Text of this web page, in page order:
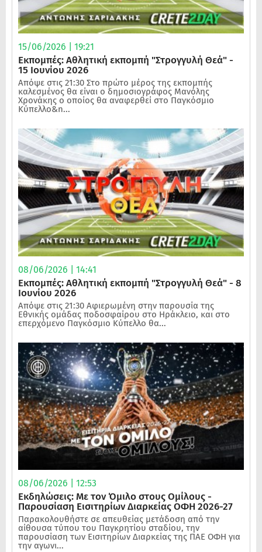
15/06/2026 | 19:21
Εκπομπές: Αθλητική εκπομπή "Στρογγυλή Θεά" -
15 Ιουνίου 2026
Απόψε στις 21:30 Στο πρώτο μέρος της εκπομπής
καλεσμένος θα είναι ο δημοσιογράφος Μανόλης
Χρονάκης ο οποίος θα αναφερθεί στο Παγκόσμιο
Κύπελλο&n...
08/06/2026 | 14:41
Εκπομπές: Αθλητική εκπομπή "Στρογγυλή Θεά" - 8
Ιουνίου 2026
Απόψε στις 21:30 Αφιερωμένη στην παρουσία της
Εθνικής ομάδας ποδοσφαίρου στο Ηράκλειο, και στο
επερχόμενο Παγκόσμιο Κύπελλο θα...
08/06/2026 | 12:53
Εκδηλώσεις: Με τον Όμιλο στους Ομίλους -
Παρουσίαση Εισιτηρίων Διαρκείας ΟΦΗ 2026-27
Παρακολουθήστε σε απευθείας μετάδοση από την
αίθουσα τύπου του Παγκρητίου σταδίου, την
παρουσίαση των Εισιτηρίων Διαρκείας της ΠΑΕ ΟΦΗ για
την αγωνι...